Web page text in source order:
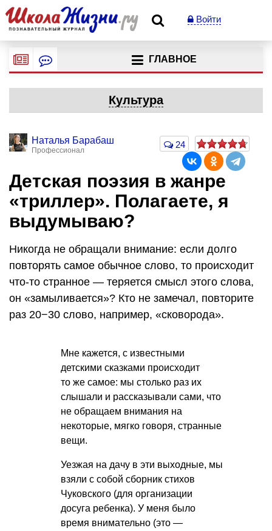
Войти
ГЛАВНОЕ
Культура
Наталья Барабаш
Профессионал
24
Детская поэзия в жанре
«триллер». Полагаете, я
выдумываю?
Никогда не обращали внимание: если долго
повторять самое обычное слово, то происходит
что-то странное — теряется смысл этого слова,
он «замыливается»? Кто не замечал, повторите
раз 20−30 слово, например, «сковорода».
Мне кажется, с известными
детскими сказками происходит
то же самое: мы столько раз их
слышали и рассказывали сами, что
не обращаем внимания на
некоторые, мягко говоря, странные
вещи.
Уезжая на дачу в эти выходные, мы
взяли с собой сборник стихов
Чуковского (для организации
досуга ребенка). У меня было
время внимательно (это —